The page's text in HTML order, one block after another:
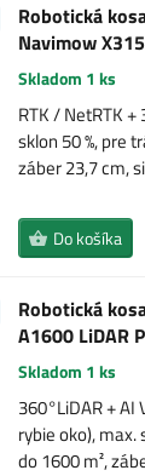
Robotická
Navimow
Skladom 1 ks
RTK / NetRTK +
sklon 50 %, pre
záber 23,7 cm,
Do košíka
Robotická
A1600 LiDAR
Skladom 1 ks
360°LiDAR +
rybie oko), max.
do 1600 m²,